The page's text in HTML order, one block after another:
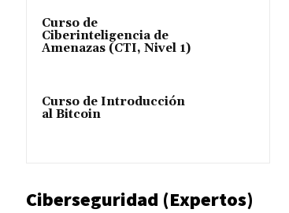
Curso de
Ciberinteligencia de
Amenazas (CTI, Nivel 1)
Curso de Introducción
al Bitcoin
Ciberseguridad (Expertos)